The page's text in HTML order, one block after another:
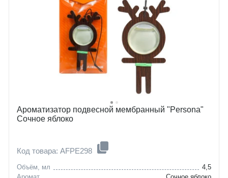
Ароматизатор подвесной мембранный "Persona"
Сочное яблоко
Код товара: AFPE298
Объём, мл
4,5